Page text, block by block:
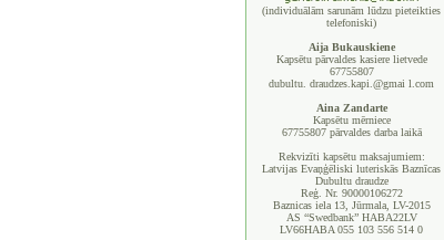
(individuālām sarunām lūdzu pieteikties
telefoniski)
Aija Bukauskiene
Kapsētu pārvaldes kasiere lietvede
67755807
dubultu. draudzes.kapi.@gmai l.com
Aina Zandarte
Kapsētu mērniece
67755807 pārvaldes darba laikā
Rekvizīti kapsētu maksajumiem:
Latvijas Evaņģēliski luteriskās Baznīcas
Dubultu draudze
Reģ. Nr. 90000106272
Baznicas iela 13, Jūrmala, LV-2015
AS “Swedbank” HABA22LV
LV66HABA 055 103 556 514 0